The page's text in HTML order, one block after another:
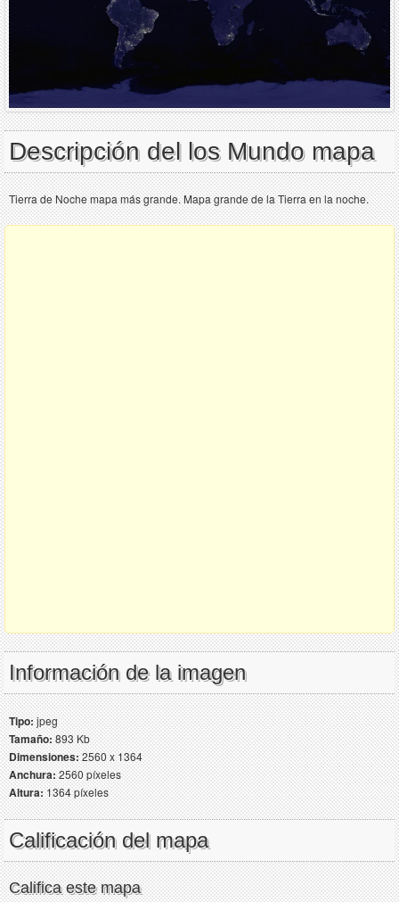
Descripción del los Mundo mapa
Tierra de Noche mapa más grande. Mapa grande de la Tierra en la noche.
Información de la imagen
Tipo:jpeg
Tamaño:893 Kb
Dimensiones:2560 x 1364
Anchura:2560 píxeles
Altura:1364 píxeles
Calificación del mapa
Califica este mapa